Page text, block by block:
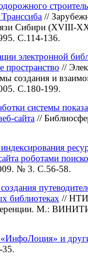
//
Сибири (XVIII-
С.114-136.
электронной
пространство //
создания и
С.180-199.
системы
сайта //
роботами
№ 3. С.56-58.
библиотеках //
М.:
и